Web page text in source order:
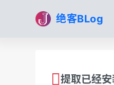
绝客BLog
提取已经